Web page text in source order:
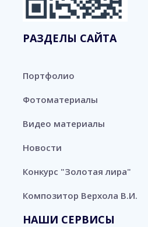
РАЗДЕЛЫ САЙТА
Портфолио
Фотоматериалы
Видео материалы
Новости
Конкурс "Золотая лира"
Композитор Верхола В.И.
НАШИ СЕРВИСЫ